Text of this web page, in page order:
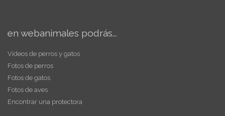
en webanimales podrás...
Vídeos de perros y gatos
Fotos de perros
Fotos de gatos
Fotos de aves
Encontrar una protectora